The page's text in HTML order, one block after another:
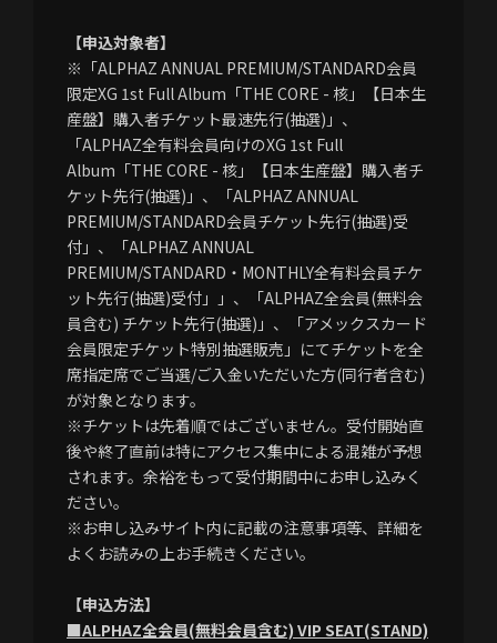
【申込対象者】
※「ALPHAZ ANNUAL PREMIUM/STANDARD会員
限定XG 1st Full Album「THE CORE - 核」【日本生
産盤】購入者チケット最速先行(抽選)」、
「ALPHAZ全有料会員向けのXG 1st Full
Album「THE CORE - 核」【日本生産盤】購入者チ
ケット先行(抽選)」、「ALPHAZ ANNUAL
PREMIUM/STANDARD会員チケット先行(抽選)受
付」、「ALPHAZ ANNUAL
PREMIUM/STANDARD・MONTHLY全有料会員チケ
ット先行(抽選)受付」」、「ALPHAZ全会員(無料会
員含む) チケット先行(抽選)」、「アメックスカード
会員限定チケット特別抽選販売」にてチケットを全
席指定席でご当選/ご入金いただいた方(同行者含む)
が対象となります。
※チケットは先着順ではございません。受付開始直
後や終了直前は特にアクセス集中による混雑が予想
されます。余裕をもって受付期間中にお申し込みく
ださい。
※お申し込みサイト内に記載の注意事項等、詳細を
よくお読みの上お手続きください。
【申込方法】
■ALPHAZ全会員(無料会員含む) VIP SEAT(STAND)